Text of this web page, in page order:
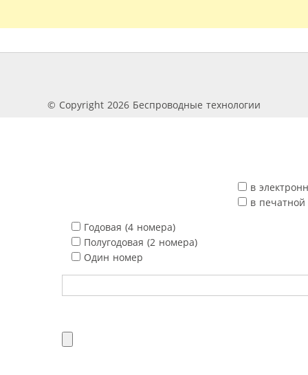
© Copyright 2026 Беспроводные технологии
в
в
Годовая (4 номера)
Полугодовая (2 номера)
Один номер